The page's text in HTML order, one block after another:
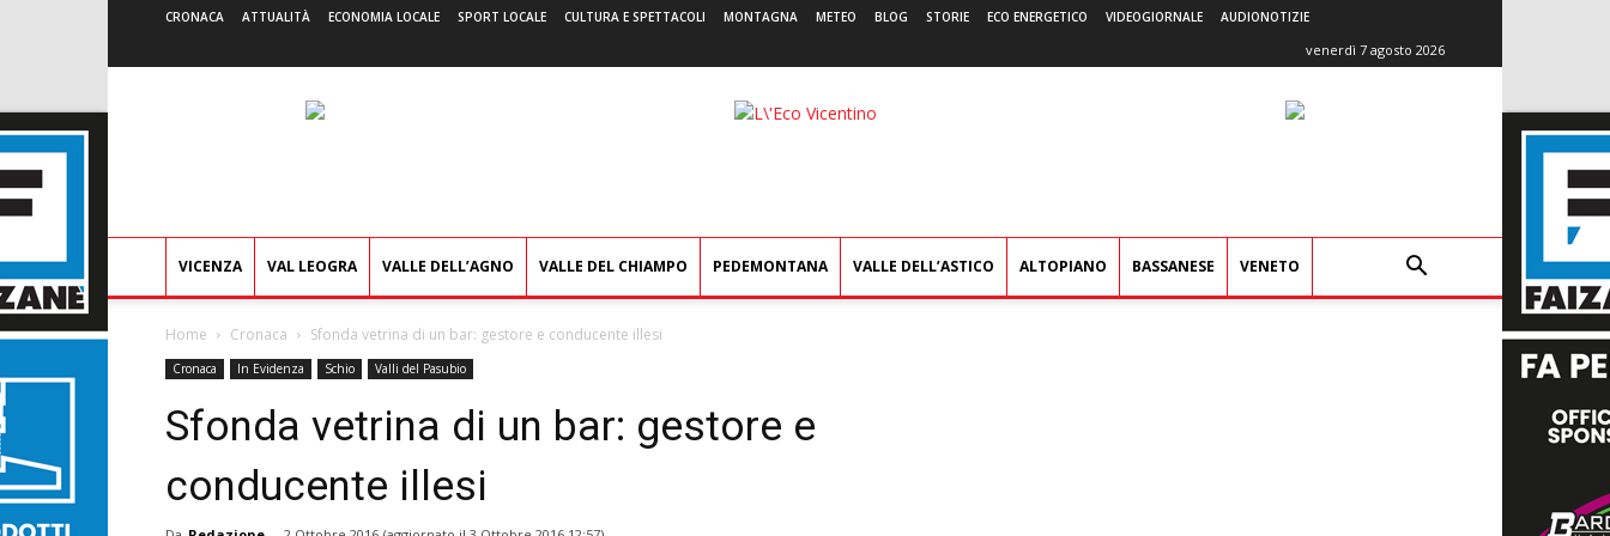
CRONACA ATTUALITÀ ECONOMIA LOCALE SPORT LOCALE CULTURA E SPETTACOLI MONTAGNA METEO BLOG STORIE ECO ENERGETICO VIDEOGIORNALE AUDIONOTIZIE
venerdì 7 agosto 2026
L'Eco
VICENZA VAL LEOGRA VALLE DELL’AGNO VALLE DEL CHIAMPO PEDEMONTANA VALLE DELL’ASTICO ALTOPIANO BASSANESE VENETO
Home Cronaca Sfonda vetrina di un bar: gestore e conducente illesi
Cronaca In Evidenza Schio Valli del Pasubio
Sfonda vetrina di un bar: gestore e
conducente illesi